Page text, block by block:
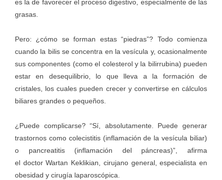
es la de favorecer el proceso digestivo, especialmente de las
grasas.
Pero: ¿cómo se forman estas “piedras”? Todo comienza
cuando la bilis se concentra en la vesícula y, ocasionalmente
sus componentes (como el colesterol y la bilirrubina) pueden
estar en desequilibrio, lo que lleva a la formación de
cristales, los cuales pueden crecer y convertirse en cálculos
biliares grandes o pequeños.
¿Puede complicarse? “Sí, absolutamente. Puede generar
trastornos como colecistitis (inflamación de la vesícula biliar)
o pancreatitis (inflamación del páncreas)”, afirma
el doctor Wartan Keklikian, cirujano general, especialista en
obesidad y cirugía laparoscópica.